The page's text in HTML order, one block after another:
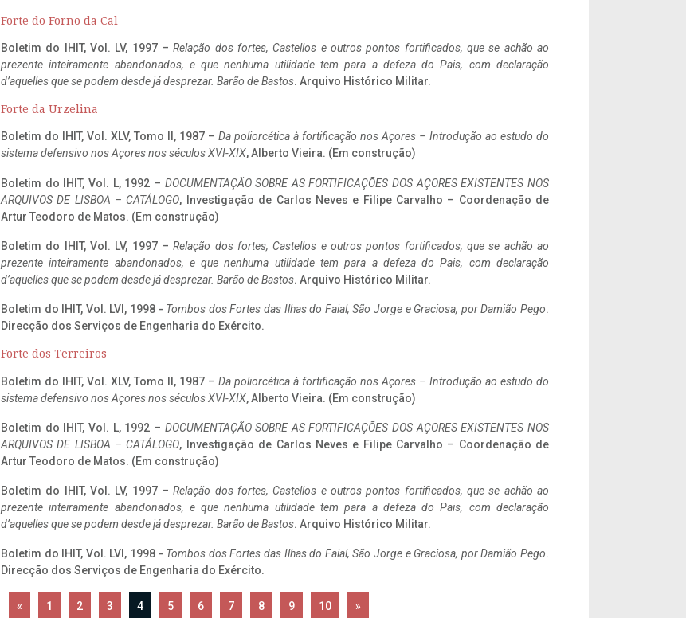
Forte do Forno da Cal
Boletim do IHIT, Vol. LV, 1997 –Relação dos fortes, Castellos e outros pontos fortificados, que se achão ao
prezente inteiramente abandonados, e que nenhuma utilidade tem para a defeza do Pais, com declaração
d’aquelles que se podem desde já desprezar. Barão de Bastos. Arquivo Histórico Militar.
Forte da Urzelina
Boletim do IHIT, Vol. XLV, Tomo II, 1987 – Da poliorcética à fortificação nos Açores – Introdução ao estudo do
sistema defensivo nos Açores nos séculos XVI-XIX, Alberto Vieira. (Em construção)
Boletim do IHIT, Vol. L, 1992 – DOCUMENTAÇÃO SOBRE AS FORTIFICAÇÕES DOS AÇORES EXISTENTES NOS
ARQUIVOS DE LISBOA – CATÁLOGO, Investigação de Carlos Neves e Filipe Carvalho – Coordenação de
Artur Teodoro de Matos. (Em construção)
Boletim do IHIT, Vol. LV, 1997 –Relação dos fortes, Castellos e outros pontos fortificados, que se achão ao
prezente inteiramente abandonados, e que nenhuma utilidade tem para a defeza do Pais, com declaração
d’aquelles que se podem desde já desprezar. Barão de Bastos. Arquivo Histórico Militar.
Boletim do IHIT, Vol. LVI, 1998 - Tombos dos Fortes das Ilhas do Faial, São Jorge e Graciosa, por Damião Pego.
Direcção dos Serviços de Engenharia do Exército.
Forte dos Terreiros
Boletim do IHIT, Vol. XLV, Tomo II, 1987 – Da poliorcética à fortificação nos Açores – Introdução ao estudo do
sistema defensivo nos Açores nos séculos XVI-XIX, Alberto Vieira. (Em construção)
Boletim do IHIT, Vol. L, 1992 – DOCUMENTAÇÃO SOBRE AS FORTIFICAÇÕES DOS AÇORES EXISTENTES NOS
ARQUIVOS DE LISBOA – CATÁLOGO, Investigação de Carlos Neves e Filipe Carvalho – Coordenação de
Artur Teodoro de Matos. (Em construção)
Boletim do IHIT, Vol. LV, 1997 –Relação dos fortes, Castellos e outros pontos fortificados, que se achão ao
prezente inteiramente abandonados, e que nenhuma utilidade tem para a defeza do Pais, com declaração
d’aquelles que se podem desde já desprezar. Barão de Bastos. Arquivo Histórico Militar.
Boletim do IHIT, Vol. LVI, 1998 - Tombos dos Fortes das Ilhas do Faial, São Jorge e Graciosa, por Damião Pego.
Direcção dos Serviços de Engenharia do Exército.
« 1 2 3 4 5 6 7 8 9 10 »